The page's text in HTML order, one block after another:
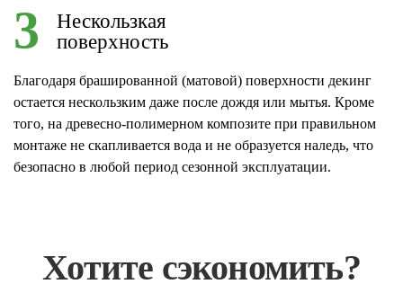
3
Нескользкая
поверхность
Благодаря брашированной (матовой) поверхности декинг
остается нескользким даже после дождя или мытья. Кроме
того, на древесно-полимерном композите при правильном
монтаже не скапливается вода и не образуется наледь, что
безопасно в любой период сезонной эксплуатации.
Хотите сэкономить?